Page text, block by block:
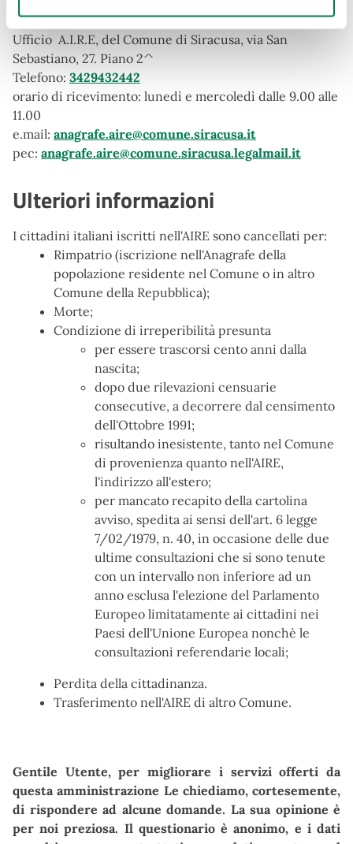
Procedure collegate all'esito
Ufficio A.I.R.E, del Comune di Siracusa, via San
Sebastiano, 27. Piano 2^
Telefono: 3429432442
orario di ricevimento: lunedì e mercoledì dalle 9.00 alle
11.00
e.mail: anagrafe.aire@comune.siracusa.it
pec: anagrafe.aire@comune.siracusa.legalmail.it
Ulteriori informazioni
I cittadini italiani iscritti nell'AIRE sono cancellati per:
Rimpatrio (iscrizione nell'Anagrafe della
popolazione residente nel Comune o in altro
Comune della Repubblica);
Morte;
Condizione di irreperibilità presunta
per essere trascorsi cento anni dalla
nascita;
dopo due rilevazioni censuarie
consecutive, a decorrere dal censimento
dell'Ottobre 1991;
risultando inesistente, tanto nel Comune
di provenienza quanto nell'AIRE,
l'indirizzo all'estero;
per mancato recapito della cartolina
avviso, spedita ai sensi dell'art. 6 legge
7/02/1979, n. 40, in occasione delle due
ultime consultazioni che si sono tenute
con un intervallo non inferiore ad un
anno esclusa l'elezione del Parlamento
Europeo limitatamente ai cittadini nei
Paesi dell'Unione Europea nonchè le
consultazioni referendarie locali;
Perdita della cittadinanza.
Trasferimento nell'AIRE di altro Comune.
Gentile Utente, per migliorare i servizi offerti da
questa amministrazione Le chiediamo, cortesemente,
di rispondere ad alcune domande. La sua opinione è
per noi preziosa. Il questionario è anonimo, e i dati